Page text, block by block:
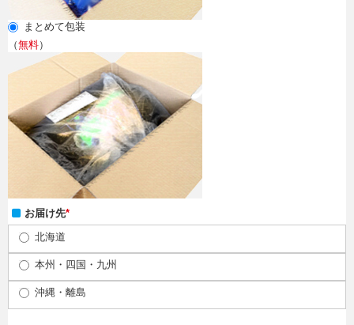
まとめて包装
（無料）
お届け先*
北海道
本州・四国・九州
沖縄・離島